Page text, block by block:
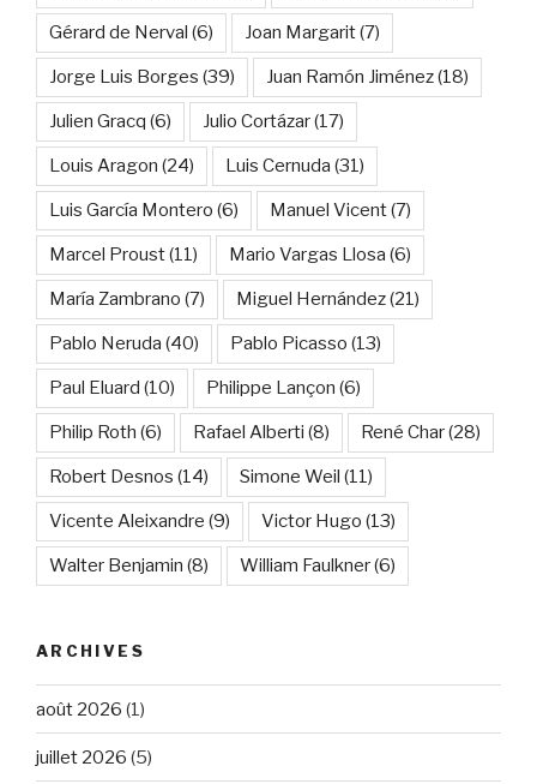
Gérard de Nerval (6) Joan Margarit(7)
Jorge Luis Borges (39) Juan Ramón Jiménez(18)
Julien Gracq (6) Julio Cortázar(17)
Louis Aragon (24) Luis Cernuda (31)
Luis García Montero (6) Manuel Vicent(7)
Marcel Proust(11) Mario Vargas Llosa (6)
María Zambrano (7) Miguel Hernández(21)
Pablo Neruda (40) Pablo Picasso (13)
Paul Eluard (10) Philippe Lançon (6)
Philip Roth (6) Rafael Alberti (8) René Char(28)
Robert Desnos (14) Simone Weil (11)
Vicente Aleixandre (9) Victor Hugo (13)
Walter Benjamin (8) William Faulkner(6)
ARCHIVES
août 2026 (1)
juillet 2026 (5)